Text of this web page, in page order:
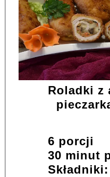
Roladki z
6 porcji
30 minut
Składniki: